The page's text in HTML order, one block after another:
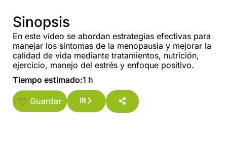
Sinopsis
En este vídeo se abordan estrategias efectivas para
manejar los síntomas de la menopausia y mejorar la
calidad de vida mediante tratamientos, nutrición,
ejercicio, manejo del estrés y enfoque positivo.
Tiempo estimado:1 h
Guardar IR